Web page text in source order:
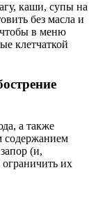
каши, супы на
без масла и
в меню
клетчаткой
а также
содержанием
(и,
их